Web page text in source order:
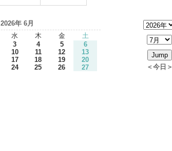
2026年 6月
水 木 金
土
3 4 5
6
10 11 12
13
17 18 19
20
24 25 26
27
＜今日＞